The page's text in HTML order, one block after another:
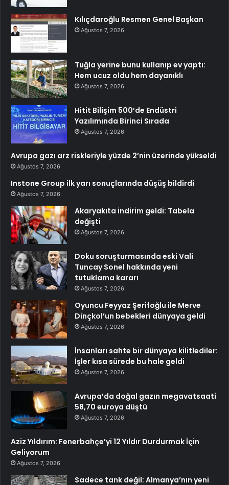
Kılıçdaroğlu Resmen Genel Başkan
Ağustos 7, 2026
Tuğla yerine bunu kullanıp ev yaptı:
Hem ucuz oldu hem dayanıklı
Ağustos 7, 2026
Hitit Bilişim 500’de Endüstri
Yazılımında Birinci Sırada
Ağustos 7, 2026
Avrupa gazı arz riskleriyle yüzde 2’nin üzerinde yükseldi
Ağustos 7, 2026
Instone Group ilk yarı sonuçlarında düşüş bildirdi
Ağustos 7, 2026
Akaryakıta indirim geldi: Tabela
değişti
Ağustos 7, 2026
Doku soruşturmasında eski Vali
Tuncay Sonel hakkında yeni
tutuklama kararı
Ağustos 7, 2026
Oyuncu Feyyaz Şerifoğlu ile Merve
Dinçkol’un bebekleri dünyaya geldi
Ağustos 7, 2026
İnsanları sahte bir dünyaya kilitlediler:
İşler kısa sürede bu hale geldi
Ağustos 7, 2026
Avrupa’da doğal gazın megavatsaati
58,70 euroya düştü
Ağustos 7, 2026
Aziz Yıldırım: Fenerbahçe’yi 12 Yıldır Durdurmak İçin
Geliyorum
Ağustos 7, 2026
Sadece tank değil: Almanya’nın yeni